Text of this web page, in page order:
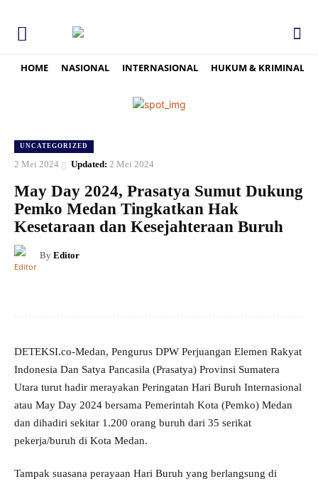
HOME NASIONAL INTERNASIONAL HUKUM & KRIMINAL
UNCATEGORIZED
2 Mei 2024 Updated: 2 Mei 2024
May Day 2024, Prasatya Sumut Dukung
Pemko Medan Tingkatkan Hak
Kesetaraan dan Kesejahteraan Buruh
By Editor
DETEKSI.co-Medan, Pengurus DPW Perjuangan Elemen Rakyat
Indonesia Dan Satya Pancasila (Prasatya) Provinsi Sumatera
Utara turut hadir merayakan Peringatan Hari Buruh Internasional
atau May Day 2024 bersama Pemerintah Kota (Pemko) Medan
dan dihadiri sekitar 1.200 orang buruh dari 35 serikat
pekerja/buruh di Kota Medan.
Tampak suasana perayaan Hari Buruh yang berlangsung di